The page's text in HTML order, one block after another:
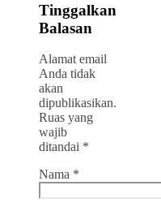
Tinggalkan
Balasan
Alamat email
Anda tidak
akan
dipublikasikan.
Ruas yang
wajib
ditandai *
Nama *